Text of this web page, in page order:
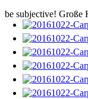
be subjective! Große